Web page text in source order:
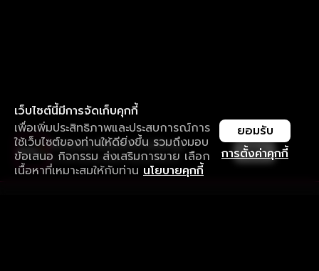
เว็บไซต์นี้มีการจัดเก็บคุกกี้
เพื่อเพิ่มประสิทธิภาพและประสบการณ์การ
ใช้เว็บไซต์ของท่านให้ดียิ่งขึ้น รวมถึงมอบ
ข้อเสนอ กิจกรรม ส่งเสริมการขาย เลือก
เนื้อหาที่เหมาะสมให้กับท่าน นโยบายคุกกี้
การตั้งค่าคุกกี้
ยอมรับ
ใช้งานแอป ลื่นไหลกว่า ไม่มีสะดุด
ดาวน์โหลดแอปเพื่อการรับชมที่ดีกว่า เปิด